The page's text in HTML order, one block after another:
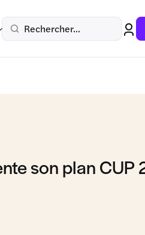
Rechercher...
son plan CUP